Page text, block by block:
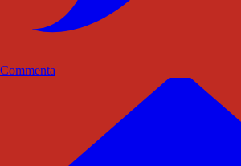
Commenta